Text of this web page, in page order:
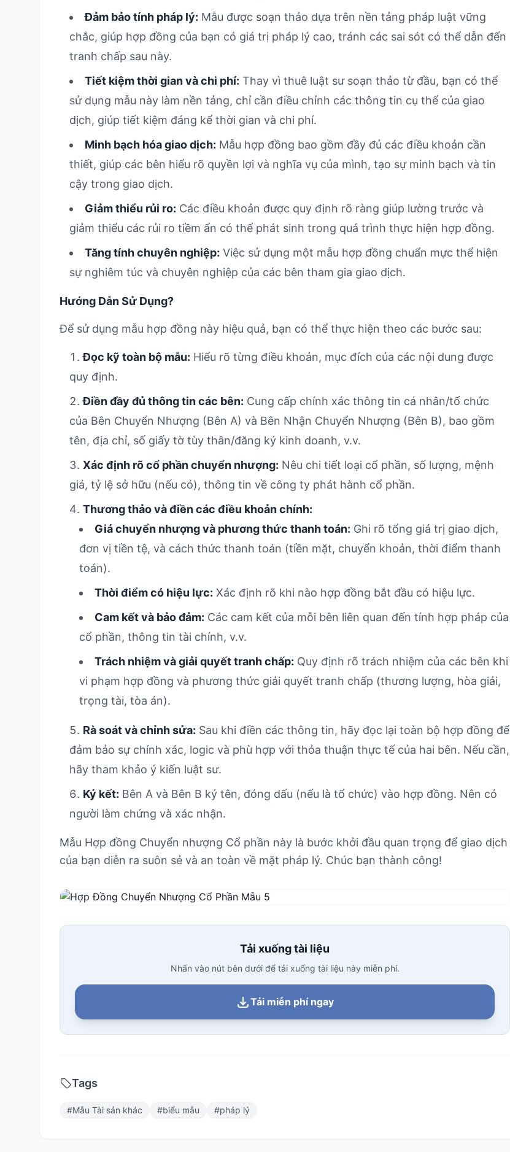
Đảm bảo tính pháp lý: Mẫu được soạn thảo dựa trên nền tảng pháp luật vững
chắc, giúp hợp đồng của bạn có giá trị pháp lý cao, tránh các sai sót có thể dẫn đến
tranh chấp sau này.
Tiết kiệm thời gian và chi phí: Thay vì thuê luật sư soạn thảo từ đầu, bạn có thể
sử dụng mẫu này làm nền tảng, chỉ cần điều chỉnh các thông tin cụ thể của giao
dịch, giúp tiết kiệm đáng kể thời gian và chi phí.
Minh bạch hóa giao dịch: Mẫu hợp đồng bao gồm đầy đủ các điều khoản cần
thiết, giúp các bên hiểu rõ quyền lợi và nghĩa vụ của mình, tạo sự minh bạch và tin
cậy trong giao dịch.
Giảm thiểu rủi ro: Các điều khoản được quy định rõ ràng giúp lường trước và
giảm thiểu các rủi ro tiềm ẩn có thể phát sinh trong quá trình thực hiện hợp đồng.
Tăng tính chuyên nghiệp: Việc sử dụng một mẫu hợp đồng chuẩn mực thể hiện
sự nghiêm túc và chuyên nghiệp của các bên tham gia giao dịch.
Hướng Dẫn Sử Dụng?
Để sử dụng mẫu hợp đồng này hiệu quả, bạn có thể thực hiện theo các bước sau:
Đọc kỹ toàn bộ mẫu: Hiểu rõ từng điều khoản, mục đích của các nội dung được
quy định.
Điền đầy đủ thông tin các bên: Cung cấp chính xác thông tin cá nhân/tổ chức
của Bên Chuyển Nhượng (Bên A) và Bên Nhận Chuyển Nhượng (Bên B), bao gồm
tên, địa chỉ, số giấy tờ tùy thân/đăng ký kinh doanh, v.v.
Xác định rõ cổ phần chuyển nhượng: Nêu chi tiết loại cổ phần, số lượng, mệnh
giá, tỷ lệ sở hữu (nếu có), thông tin về công ty phát hành cổ phần.
Thương thảo và điền các điều khoản chính:
Giá chuyển nhượng và phương thức thanh toán: Ghi rõ tổng giá trị giao dịch,
đơn vị tiền tệ, và cách thức thanh toán (tiền mặt, chuyển khoản, thời điểm thanh
toán).
Thời điểm có hiệu lực: Xác định rõ khi nào hợp đồng bắt đầu có hiệu lực.
Cam kết và bảo đảm: Các cam kết của mỗi bên liên quan đến tính hợp pháp của
cổ phần, thông tin tài chính, v.v.
Trách nhiệm và giải quyết tranh chấp: Quy định rõ trách nhiệm của các bên khi
vi phạm hợp đồng và phương thức giải quyết tranh chấp (thương lượng, hòa giải,
trọng tài, tòa án).
Rà soát và chỉnh sửa: Sau khi điền các thông tin, hãy đọc lại toàn bộ hợp đồng để
đảm bảo sự chính xác, logic và phù hợp với thỏa thuận thực tế của hai bên. Nếu cần,
hãy tham khảo ý kiến luật sư.
Ký kết: Bên A và Bên B ký tên, đóng dấu (nếu là tổ chức) vào hợp đồng. Nên có
người làm chứng và xác nhận.
Mẫu Hợp đồng Chuyển nhượng Cổ phần này là bước khởi đầu quan trọng để giao dịch
của bạn diễn ra suôn sẻ và an toàn về mặt pháp lý. Chúc bạn thành công!
Tải xuống tài liệu
Nhấn vào nút bên dưới để tải xuống tài liệu này miễn phí.
Tải miễn phí ngay
Tags
#Mẫu Tài sản khác #biểu mẫu #pháp lý